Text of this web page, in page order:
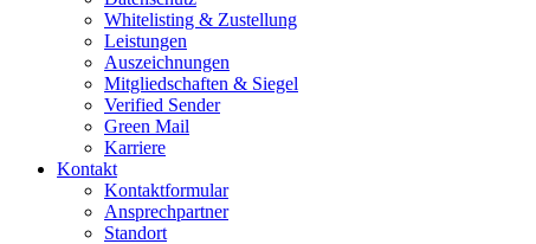
Whitelisting & Zustellung
Leistungen
Auszeichnungen
Mitgliedschaften & Siegel
Verified Sender
Green Mail
Karriere
Kontakt
Kontaktformular
Ansprechpartner
Standort